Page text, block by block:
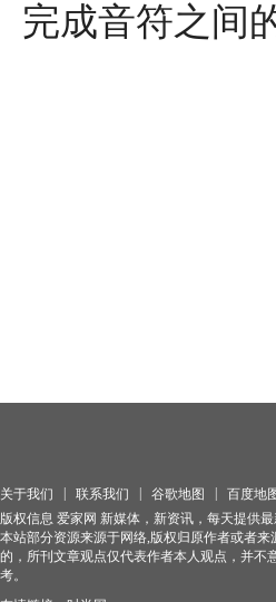
完成音符之间
关于我们 联系我们 谷歌地图 百度地
版权信息 爱家网 新媒体，新资讯，每天提供
本站部分资源来源于网络,版权归原作者或者
的，所刊文章观点仅代表作者本人观点，并不
考。